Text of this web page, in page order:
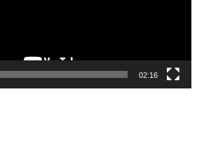
02:16